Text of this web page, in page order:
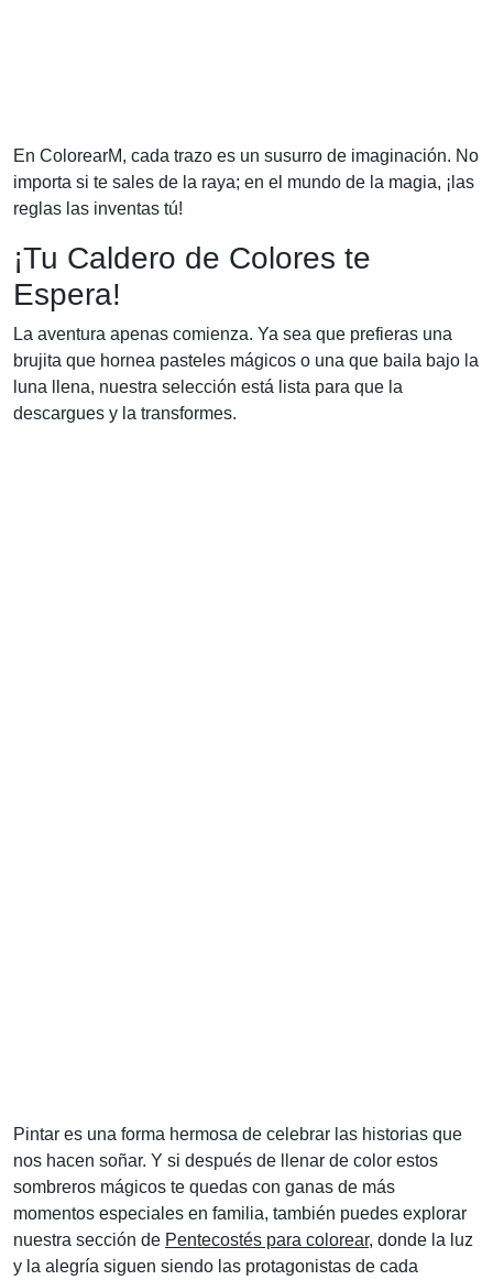
En ColorearM, cada trazo es un susurro de imaginación. No
importa si te sales de la raya; en el mundo de la magia, ¡las
reglas las inventas tú!
¡Tu Caldero de Colores te
Espera!
La aventura apenas comienza. Ya sea que prefieras una
brujita que hornea pasteles mágicos o una que baila bajo la
luna llena, nuestra selección está lista para que la
descargues y la transformes.
Pintar es una forma hermosa de celebrar las historias que
nos hacen soñar. Y si después de llenar de color estos
sombreros mágicos te quedas con ganas de más
momentos especiales en familia, también puedes explorar
nuestra sección de Pentecostés para colorear, donde la luz
y la alegría siguen siendo las protagonistas de cada